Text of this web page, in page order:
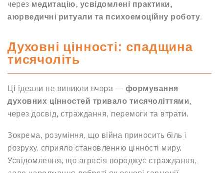
через медитацію, усвідомлені практики,
аюрведичні ритуали та психоемоційну роботу.
Духовні цінності: спадщина
тисячоліть
Ці ідеали не виникли вчора — формування
духовних цінностей тривало тисячоліттями,
через досвід, страждання, перемоги та втрати.
Зокрема, розуміння, що війна приносить біль і
розруху, сприяло становленню цінності миру.
Усвідомлення, що агресія породжує страждання,